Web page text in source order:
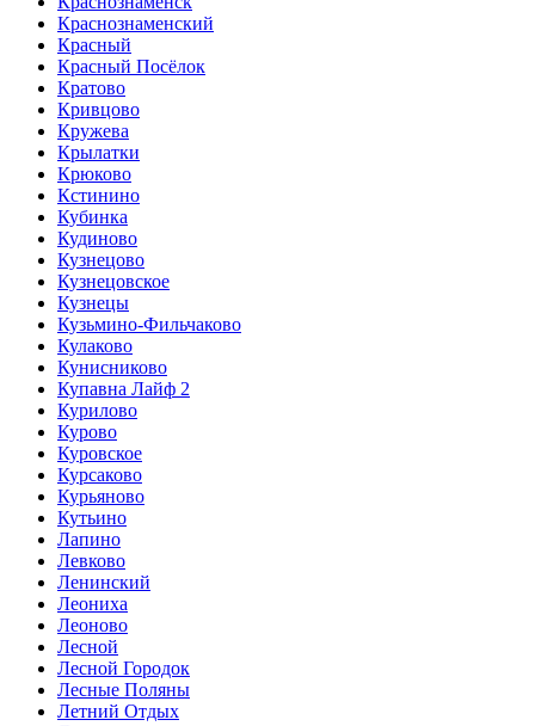
Краснознаменский
Красный
Красный Посёлок
Кратово
Кривцово
Кружева
Крылатки
Крюково
Кстинино
Кубинка
Кудиново
Кузнецово
Кузнецовское
Кузнецы
Кузьмино-Фильчаково
Кулаково
Кунисниково
Купавна Лайф 2
Курилово
Курово
Куровское
Курсаково
Курьяново
Кутьино
Лапино
Левково
Ленинский
Леониха
Леоново
Лесной
Лесной Городок
Лесные Поляны
Летний Отдых